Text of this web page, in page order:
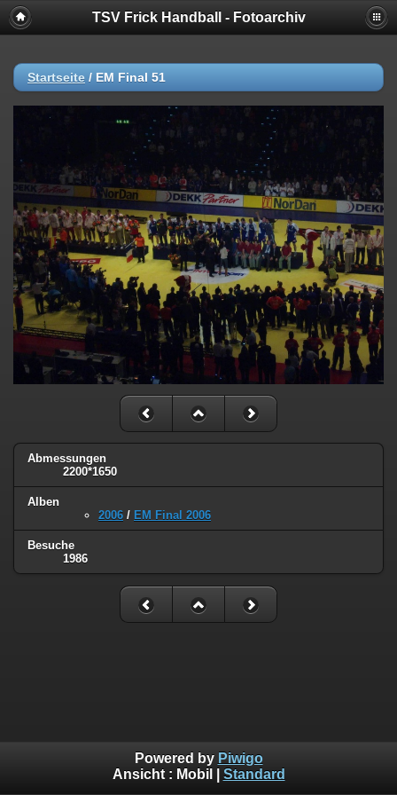
TSV Frick Handball - Fotoarchiv
Startseite / EM Final 51
Abmessungen
2200*1650
Alben
2006 / EM Final 2006
Besuche
1986
Powered by Piwigo
Ansicht : Mobil Standard